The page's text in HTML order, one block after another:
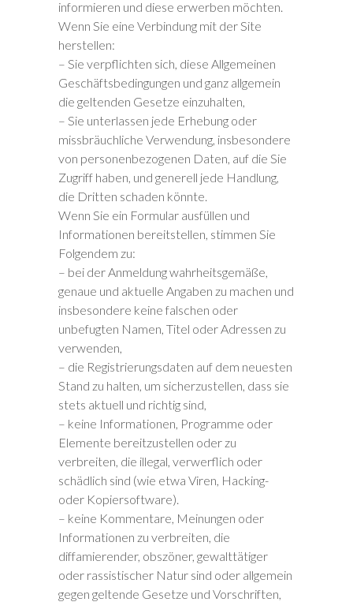
informieren und diese erwerben möchten.
Wenn Sie eine Verbindung mit der Site
herstellen:
– Sie verpflichten sich, diese Allgemeinen
Geschäftsbedingungen und ganz allgemein
die geltenden Gesetze einzuhalten,
– Sie unterlassen jede Erhebung oder
missbräuchliche Verwendung, insbesondere
von personenbezogenen Daten, auf die Sie
Zugriff haben, und generell jede Handlung,
die Dritten schaden könnte.
Wenn Sie ein Formular ausfüllen und
Informationen bereitstellen, stimmen Sie
Folgendem zu:
– bei der Anmeldung wahrheitsgemäße,
genaue und aktuelle Angaben zu machen und
insbesondere keine falschen oder
unbefugten Namen, Titel oder Adressen zu
verwenden,
– die Registrierungsdaten auf dem neuesten
Stand zu halten, um sicherzustellen, dass sie
stets aktuell und richtig sind,
– keine Informationen, Programme oder
Elemente bereitzustellen oder zu
verbreiten, die illegal, verwerflich oder
schädlich sind (wie etwa Viren, Hacking-
oder Kopiersoftware).
– keine Kommentare, Meinungen oder
Informationen zu verbreiten, die
diffamierender, obszöner, gewalttätiger
oder rassistischer Natur sind oder allgemein
gegen geltende Gesetze und Vorschriften,